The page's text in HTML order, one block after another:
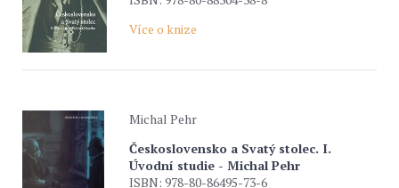
Více o knize
Michal Pehr
Československo a Svatý stolec. I.
Úvodní studie - Michal Pehr
ISBN: 978-80-86495-73-6